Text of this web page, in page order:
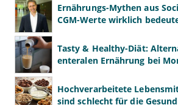
Ernährungs-Mythen aus
CGM-Werte wirklich
Tasty & Healthy-Diät:
enteralen Ernährung bei
Hochverarbeitete
sind schlecht für die